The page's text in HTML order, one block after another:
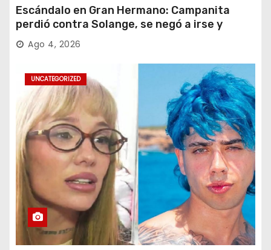
Escándalo en Gran Hermano: Campanita
perdió contra Solange, se negó a irse y
desafió al Big
Ago 4, 2026
UNCATEGORIZED